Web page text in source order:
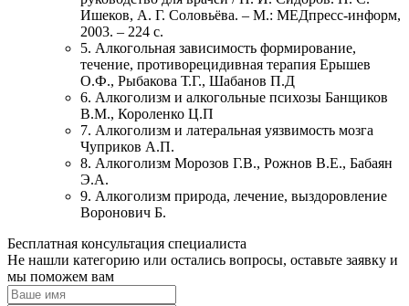
Ишеков, А. Г. Соловьёва. – М.: МЕДпресс-информ,
2003. – 224 с.
5. Алкогольная зависимость формирование,
течение, противорецидивная терапия Ерышев
О.Ф., Рыбакова Т.Г., Шабанов П.Д
6. Алкоголизм и алкогольные психозы Банщиков
В.М., Короленко Ц.П
7. Алкоголизм и латеральная уязвимость мозга
Чуприков А.П.
8. Алкоголизм Морозов Г.В., Рожнов В.Е., Бабаян
Э.А.
9. Алкоголизм природа, лечение, выздоровление
Воронович Б.
Бесплатная консультация специалиста
Не нашли категорию или остались вопросы, оставьте заявку и
мы поможем вам